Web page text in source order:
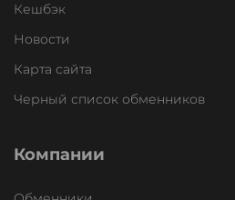
Кешбэк
Новости
Карта сайта
Черный список обменников
Компании